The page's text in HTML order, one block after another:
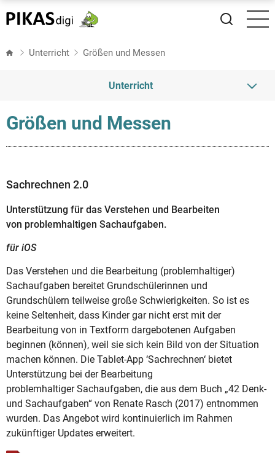
zum
Unterricht Größen und Messen
Unterricht
Zahlen und Operationen
Daten, Häufigkeiten und Wahrscheinlichkeiten
Größen und Messen
Sachrechnen 2.0
Unterstützung für das Verstehen und Bearbeiten
von problemhaltigen Sachaufgaben.
für iOS
Das Verstehen und die Bearbeitung (problemhaltiger)
Sachaufgaben bereitet Grundschülerinnen und
Grundschülern teilweise große Schwierigkeiten. So ist es
keine Seltenheit, dass Kinder gar nicht erst mit der
Bearbeitung von in Textform dargebotenen Aufgaben
beginnen (können), weil sie sich kein Bild von der Situation
machen können. Die Tablet-App ‘Sachrechnen‘ bietet
Unterstützung bei der Bearbeitung
problemhaltiger Sachaufgaben, die aus dem Buch „42 Denk-
und Sachaufgaben“ von Renate Rasch (2017) entnommen
wurden. Das Angebot wird kontinuierlich im Rahmen
zukünftiger Updates erweitert.